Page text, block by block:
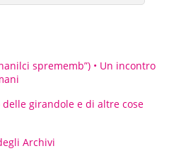
sprememb”) • Un incontro
girandole e di altre cose
Archivi